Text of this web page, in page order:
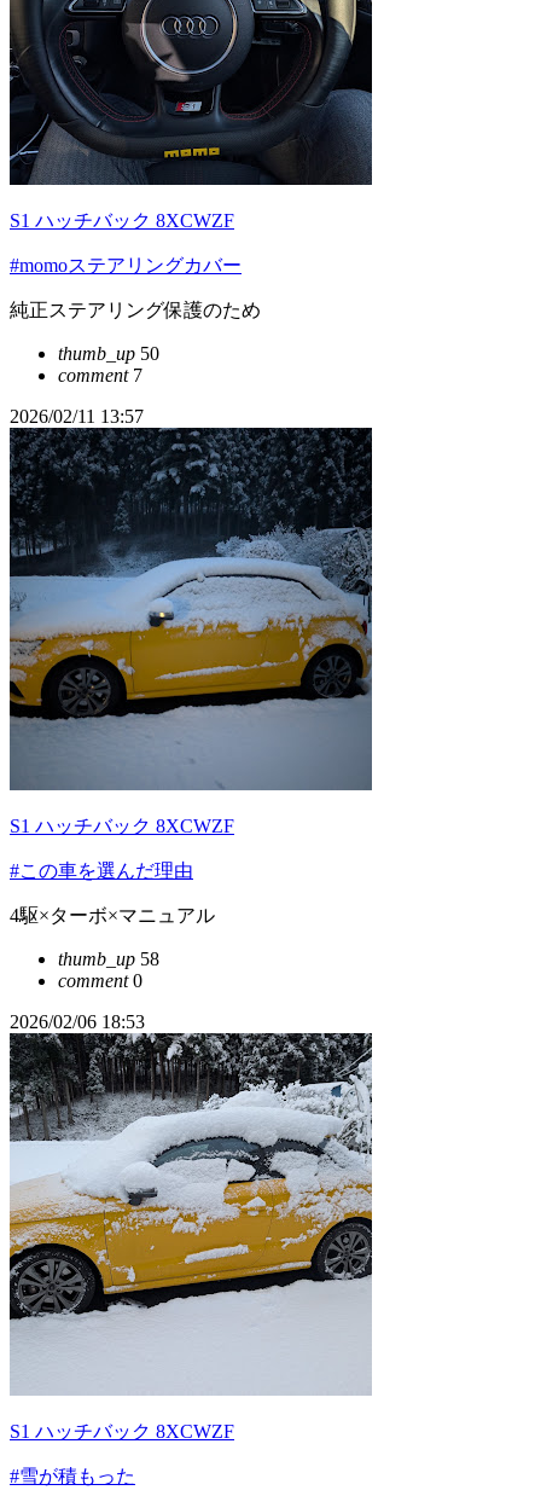
S1 ハッチバック 8XCWZF
#momoステアリングカバー
純正ステアリング保護のため
thumb_up 50
comment7
2026/02/11 13:57
S1 ハッチバック 8XCWZF
#この車を選んだ理由
4駆×ターボ×マニュアル
thumb_up 58
comment0
2026/02/06 18:53
S1 ハッチバック 8XCWZF
#雪が積もった